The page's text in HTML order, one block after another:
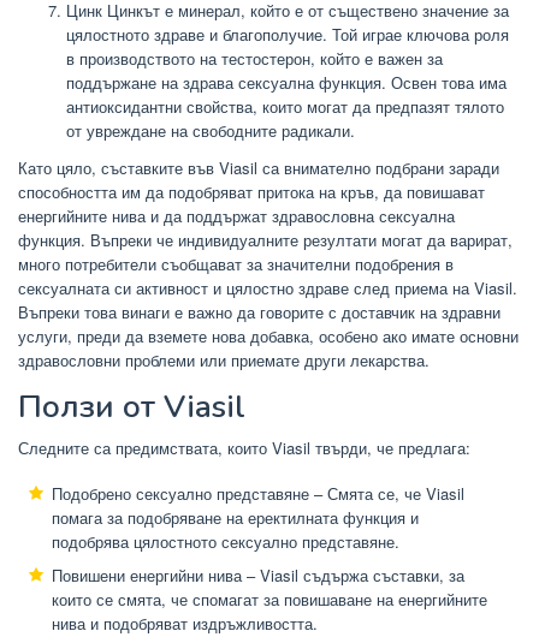
Цинк Цинкът е минерал, който е от съществено значение за
цялостното здраве и благополучие. Той играе ключова роля
в производството на тестостерон, който е важен за
поддържане на здрава сексуална функция. Освен това има
антиоксидантни свойства, които могат да предпазят тялото
от увреждане на свободните радикали.
Като цяло, съставките във Viasil са внимателно подбрани заради
способността им да подобряват притока на кръв, да повишават
енергийните нива и да поддържат здравословна сексуална
функция. Въпреки че индивидуалните резултати могат да варират,
много потребители съобщават за значителни подобрения в
сексуалната си активност и цялостно здраве след приема на Viasil.
Въпреки това винаги е важно да говорите с доставчик на здравни
услуги, преди да вземете нова добавка, особено ако имате основни
здравословни проблеми или приемате други лекарства.
Ползи от Viasil
Следните са предимствата, които Viasil твърди, че предлага:
Подобрено сексуално представяне – Смята се, че Viasil
помага за подобряване на еректилната функция и
подобрява цялостното сексуално представяне.
Повишени енергийни нива – Viasil съдържа съставки, за
които се смята, че спомагат за повишаване на енергийните
нива и подобряват издръжливостта.